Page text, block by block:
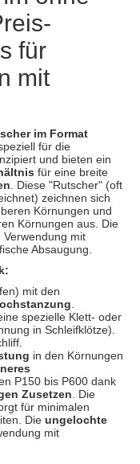
für
mit
im Format
für die
und bieten ein
für eine breite
. Diese "Rutscher" (oft
zeichnen sich
Körnungen und
Körnungen aus. Die
Verwendung mit
Absaugung.
mit den
spezielle Klett- oder
in Schleifklötze).
in den Körnungen
P150 bis P600 dank
Zusetzen . Die
für minimalen
Die ungelochte
mit